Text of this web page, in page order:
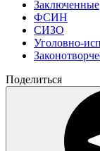
Заключенные
ФСИН
СИЗО
Уголовно-
Поделиться